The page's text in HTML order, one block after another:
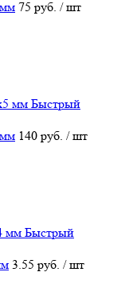
75 руб. / шт
Быстрый
140 руб. / шт
Быстрый
3.55 руб. / шт